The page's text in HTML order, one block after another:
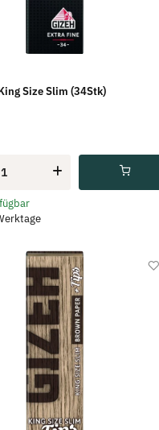
Size Slim (34Stk)